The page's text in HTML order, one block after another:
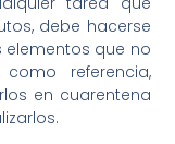
debe hacerse
elementos que no
referencia,
en cuarentena